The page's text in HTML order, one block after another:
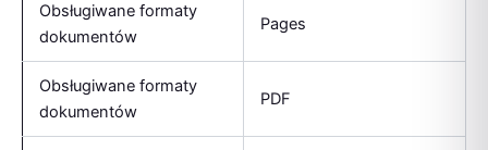
Obsługiwane formaty
dokumentów
Pages
Obsługiwane formaty
dokumentów
PDF